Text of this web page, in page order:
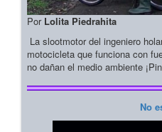
Por Lolita Piedrahita
La slootmotor del ingeniero
motocicleta que funciona con
no dañan el medio ambiente
No